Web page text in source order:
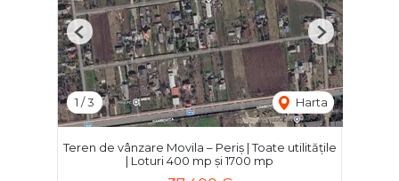
1 /3 Harta
Previous Next
Teren de vânzare Movila – Periș | Toate utilitățile
| Loturi 400 mp și 1700 mp